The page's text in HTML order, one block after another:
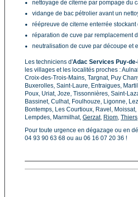
nettoyage de citerne par pompage du
vidange de bac pétrolier avant un
réépreuve de citerne enterrée
réparation de cuve par remplacement
neutralisation de cuve par découpe et
Les techniciens d'Adac Services Puy-
les villages et les localités proches :
Croix-des-Trois-Mains, Targnat, Puy
Buxerolles, Saint-Laure, Entraigues,
Poux, Uriat, Joze, Tissonnières, Saint-
Bassinet, Culhat, Foulhouze, Ligonne,
Bontemps, Les Courtioux, Ravel,
Lempdes, Marmilhat, Gerzat, Riom, Thiers
Pour toute urgence en dégazage ou en
04 93 90 63 68 ou au 06 16 07 20 36 !